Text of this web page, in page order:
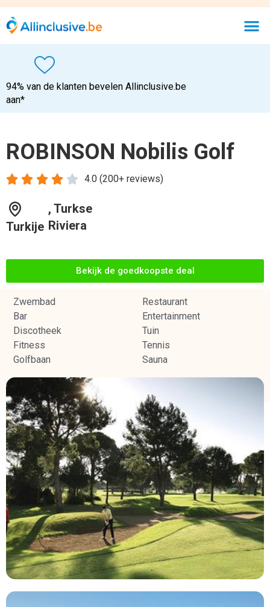
94% van de klanten bevelen Allinclusive.be
aan*
ROBINSON Nobilis Golf
4.0 (200+ reviews)
    
Turkije
, Turkse
Riviera
Bekijk de goedkoopste deal
Zwembad
Restaurant
Bar
Entertainment
Discotheek
Tuin
Fitness
Tennis
Golfbaan
Sauna